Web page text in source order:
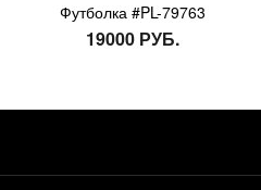
Футболка #PL-79763
19000 РУБ.